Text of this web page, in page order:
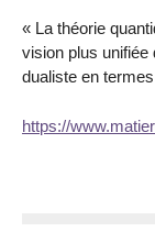
« La théorie
vision plus unifiée
dualiste en
https://